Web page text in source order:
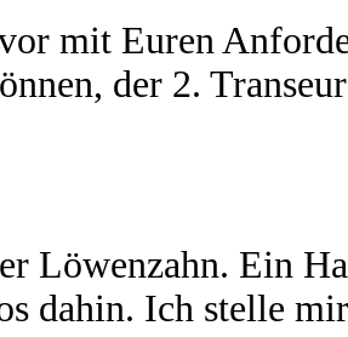
mit Euren
der 2.
Löwenzahn. Ein
dahin. Ich stelle